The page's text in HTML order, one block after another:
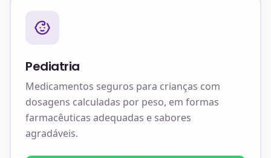
Pediatria
Medicamentos seguros para crianças com
dosagens calculadas por peso, em formas
farmacêuticas adequadas e sabores
agradáveis.